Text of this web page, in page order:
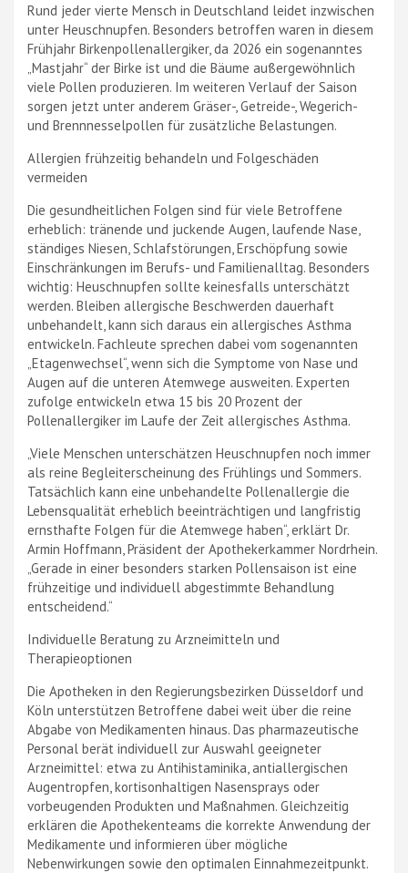
Rund jeder vierte Mensch in Deutschland leidet inzwischen
unter Heuschnupfen. Besonders betroffen waren in diesem
Frühjahr Birkenpollenallergiker, da 2026 ein sogenanntes
„Mastjahr“ der Birke ist und die Bäume außergewöhnlich
viele Pollen produzieren. Im weiteren Verlauf der Saison
sorgen jetzt unter anderem Gräser-, Getreide-, Wegerich-
und Brennnesselpollen für zusätzliche Belastungen.
Allergien frühzeitig behandeln und Folgeschäden
vermeiden
Die gesundheitlichen Folgen sind für viele Betroffene
erheblich: tränende und juckende Augen, laufende Nase,
ständiges Niesen, Schlafstörungen, Erschöpfung sowie
Einschränkungen im Berufs- und Familienalltag. Besonders
wichtig: Heuschnupfen sollte keinesfalls unterschätzt
werden. Bleiben allergische Beschwerden dauerhaft
unbehandelt, kann sich daraus ein allergisches Asthma
entwickeln. Fachleute sprechen dabei vom sogenannten
„Etagenwechsel“, wenn sich die Symptome von Nase und
Augen auf die unteren Atemwege ausweiten. Experten
zufolge entwickeln etwa 15 bis 20 Prozent der
Pollenallergiker im Laufe der Zeit allergisches Asthma.
„Viele Menschen unterschätzen Heuschnupfen noch immer
als reine Begleiterscheinung des Frühlings und Sommers.
Tatsächlich kann eine unbehandelte Pollenallergie die
Lebensqualität erheblich beeinträchtigen und langfristig
ernsthafte Folgen für die Atemwege haben“, erklärt Dr.
Armin Hoffmann, Präsident der Apothekerkammer Nordrhein.
„Gerade in einer besonders starken Pollensaison ist eine
frühzeitige und individuell abgestimmte Behandlung
entscheidend.“
Individuelle Beratung zu Arzneimitteln und
Therapieoptionen
Die Apotheken in den Regierungsbezirken Düsseldorf und
Köln unterstützen Betroffene dabei weit über die reine
Abgabe von Medikamenten hinaus. Das pharmazeutische
Personal berät individuell zur Auswahl geeigneter
Arzneimittel: etwa zu Antihistaminika, antiallergischen
Augentropfen, kortisonhaltigen Nasensprays oder
vorbeugenden Produkten und Maßnahmen. Gleichzeitig
erklären die Apothekenteams die korrekte Anwendung der
Medikamente und informieren über mögliche
Nebenwirkungen sowie den optimalen Einnahmezeitpunkt.